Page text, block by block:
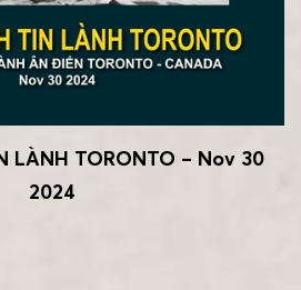
LÀNH TORONTO – Nov 30
2024